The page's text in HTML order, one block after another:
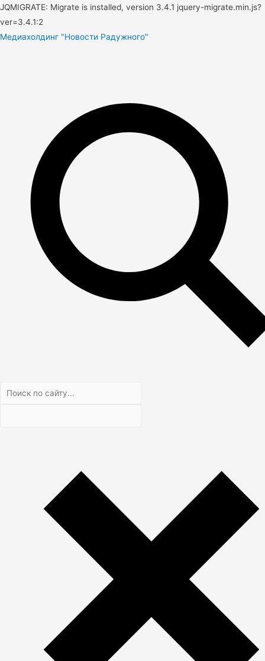
JQMIGRATE: Migrate is installed, version 3.4.1 jquery-migrate.min.js?
ver=3.4.1:2
Медиахолдинг "Новости Радужного"